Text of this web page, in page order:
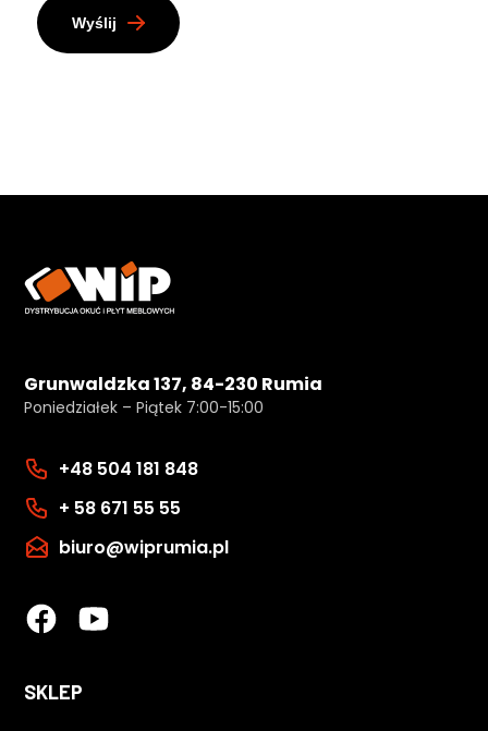
Wyślij
Grunwaldzka 137, 84-230 Rumia
Poniedziałek – Piątek 7:00-15:00
+48 504 181 848
+ 58 671 55 55
biuro@wiprumia.pl
SKLEP